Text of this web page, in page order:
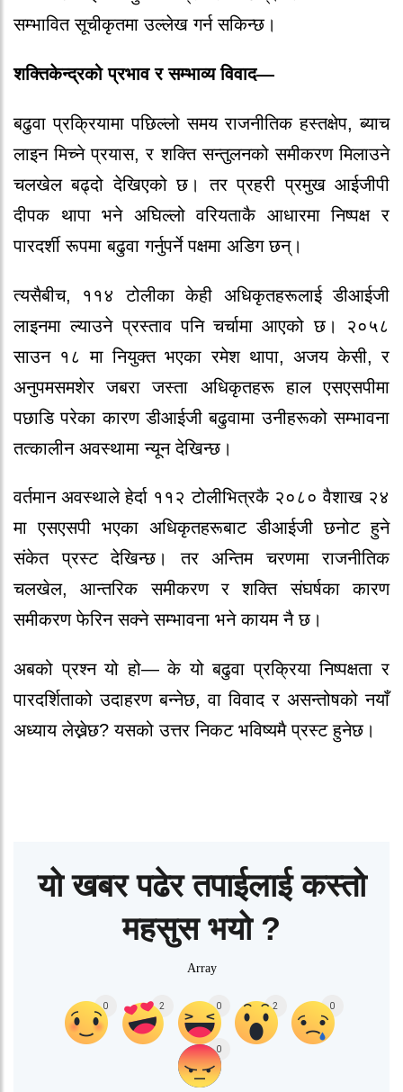
सम्भावित सूचीकृतमा उल्लेख गर्न सकिन्छ।
शक्तिकेन्द्रको प्रभाव र सम्भाव्य विवाद—
बढुवा प्रक्रियामा पछिल्लो समय राजनीतिक हस्तक्षेप, ब्याच
लाइन मिच्ने प्रयास, र शक्ति सन्तुलनको समीकरण मिलाउने
चलखेल बढ्दो देखिएको छ। तर प्रहरी प्रमुख आईजीपी
दीपक थापा भने अघिल्लो वरियताकै आधारमा निष्पक्ष र
पारदर्शी रूपमा बढुवा गर्नुपर्ने पक्षमा अडिग छन्।
त्यसैबीच, ११४ टोलीका केही अधिकृतहरूलाई डीआईजी
लाइनमा ल्याउने प्रस्ताव पनि चर्चामा आएको छ। २०५८
साउन १८ मा नियुक्त भएका रमेश थापा, अजय केसी, र
अनुपमसमशेर जबरा जस्ता अधिकृतहरू हाल एसएसपीमा
पछाडि परेका कारण डीआईजी बढुवामा उनीहरूको सम्भावना
तत्कालीन अवस्थामा न्यून देखिन्छ।
वर्तमान अवस्थाले हेर्दा ११२ टोलीभित्रकै २०८० वैशाख २४
मा एसएसपी भएका अधिकृतहरूबाट डीआईजी छनोट हुने
संकेत प्रस्ट देखिन्छ। तर अन्तिम चरणमा राजनीतिक
चलखेल, आन्तरिक समीकरण र शक्ति संघर्षका कारण
समीकरण फेरिन सक्ने सम्भावना भने कायम नै छ।
अबको प्रश्न यो हो— के यो बढुवा प्रक्रिया निष्पक्षता र
पारदर्शिताको उदाहरण बन्नेछ, वा विवाद र असन्तोषको नयाँ
अध्याय लेख्नेछ? यसको उत्तर निकट भविष्यमै प्रस्ट हुनेछ।
यो खबर पढेर तपाईलाई कस्तो
महसुस भयो ?
Array
0 2 0 2 0
0